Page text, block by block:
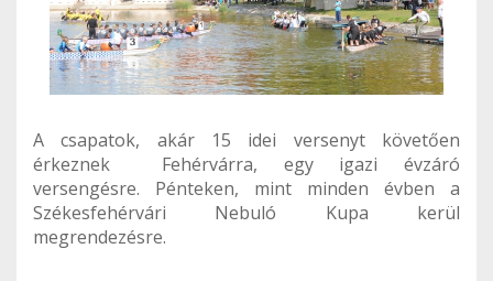
A csapatok, akár 15 idei versenyt követően
érkeznek Fehérvárra, egy igazi évzáró
versengésre. Pénteken, mint minden évben a
Székesfehérvári Nebuló Kupa kerül
megrendezésre.